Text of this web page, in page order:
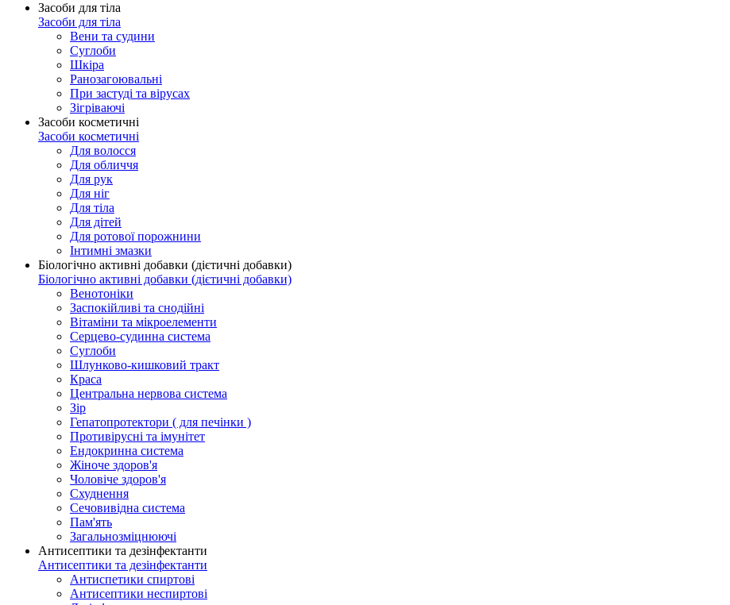
Засоби для тіла
Засоби для тіла
Вени та судини
Суглоби
Шкіра
Ранозагоювальні
При застуді та вірусах
Зігріваючі
Засоби косметичні
Засоби косметичні
Для волосся
Для обличчя
Для рук
Для ніг
Для тіла
Для дітей
Для ротової порожнини
Інтимні змазки
Біологічно активні добавки (дієтичні добавки)
Біологічно активні добавки (дієтичні добавки)
Венотоніки
Заспокійливі та снодійні
Вітаміни та мікроелементи
Серцево-судинна система
Суглоби
Шлунково-кишковий тракт
Краса
Центральна нервова система
Зір
Гепатопротектори ( для печінки )
Противірусні та імунітет
Ендокринна система
Жіноче здоров'я
Чоловіче здоров'я
Схуднення
Сечовивідна система
Пам'ять
Загальнозміцнюючі
Антисептики та дезінфектанти
Антисептики та дезінфектанти
Антиспетики спиртові
Антисептики неспиртові